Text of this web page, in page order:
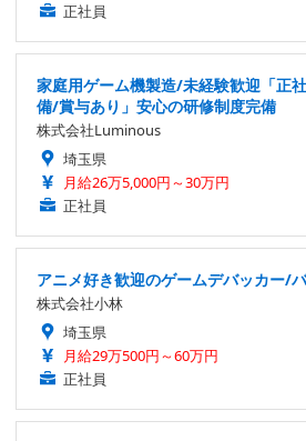
正社員
家庭用ゲーム機製造/未経験歓迎「正
備/賞与あり」安心の研修制度完備
株式会社Luminous
埼玉県
月給26万5,000円～30万円
正社員
アニメ好き歓迎のゲームデバッカー/
株式会社小林
埼玉県
月給29万500円～60万円
正社員